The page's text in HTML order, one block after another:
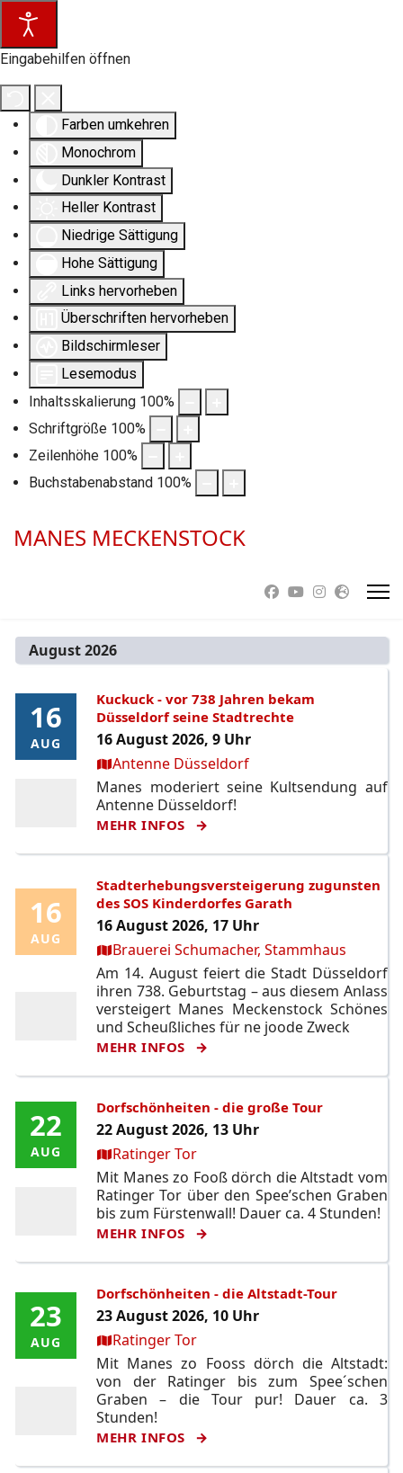
Eingabehilfen öffnen
Farben umkehren
Monochrom
Dunkler Kontrast
Heller Kontrast
Niedrige Sättigung
Hohe Sättigung
Links hervorheben
Überschriften hervorheben
Bildschirmleser
Lesemodus
Inhaltsskalierung 100%
Schriftgröße 100%
Zeilenhöhe 100%
Buchstabenabstand 100%
MANES MECKENSTOCK
August 2026
16
AUG
16
AUG
Kuckuck - vor 738 Jahren bekam
Düsseldorf seine Stadtrechte
16 August 2026, 9 Uhr
Ort:Antenne Düsseldorf
Manes moderiert seine Kultsendung auf
Antenne Düsseldorf!
MEHR INFOS
16
AUG
16
AUG
Stadterhebungsversteigerung zugunsten
des SOS Kinderdorfes Garath
16 August 2026, 17 Uhr
Ort:Brauerei Schumacher, Stammhaus
Am 14. August feiert die Stadt Düsseldorf
ihren 738. Geburtstag – aus diesem Anlass
versteigert Manes Meckenstock Schönes
und Scheußliches für ne joode Zweck
MEHR INFOS
22
AUG
22
AUG
Dorfschönheiten - die große Tour
22 August 2026, 13 Uhr
Ort:Ratinger Tor
Mit Manes zo Fooß dörch die Altstadt vom
Ratinger Tor über den Spee’schen Graben
bis zum Fürstenwall! Dauer ca. 4 Stunden!
MEHR INFOS
23
AUG
23
AUG
Dorfschönheiten - die Altstadt-Tour
23 August 2026, 10 Uhr
Ort:Ratinger Tor
Mit Manes zo Fooss dörch die Altstadt:
von der Ratinger bis zum Spee´schen
Graben – die Tour pur! Dauer ca. 3
Stunden!
MEHR INFOS